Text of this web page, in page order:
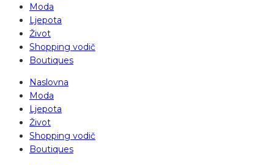
Moda
Ljepota
Život
Shopping vodič
Boutiques
Naslovna
Moda
Ljepota
Život
Shopping vodič
Boutiques